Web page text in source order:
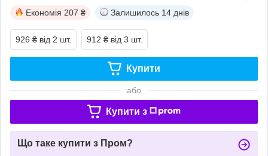
Економія 207 ₴ Залишилось 14 днів
926 ₴ від 2 шт. 912 ₴ від 3 шт.
Купити
або
Купити з
Що таке купити з Пром?